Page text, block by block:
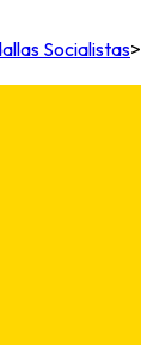
Socialistas>